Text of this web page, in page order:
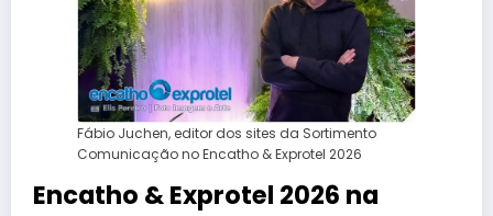
Fábio Juchen, editor dos sites da Sortimento
Comunicação no Encatho & Exprotel 2026
Encatho & Exprotel 2026 na